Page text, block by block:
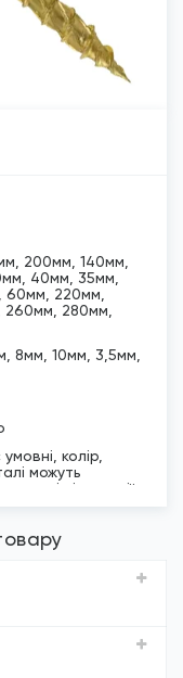
200мм, 140мм,
40мм, 35мм,
60мм, 220мм,
280мм,
8мм, 10мм, 3,5мм,
колір,
можуть
від партії